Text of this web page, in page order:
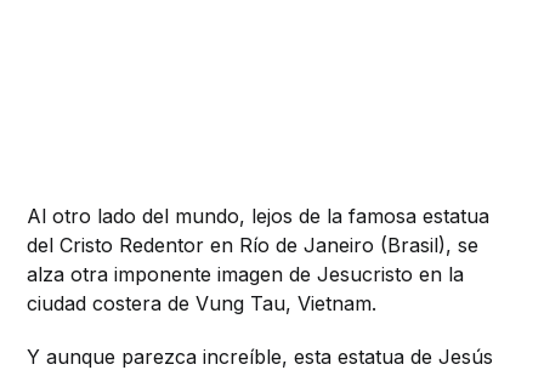
Al otro lado del mundo, lejos de la famosa estatua
del Cristo Redentor en Río de Janeiro (Brasil), se
alza otra imponente imagen de Jesucristo en la
ciudad costera de Vung Tau, Vietnam.
Y aunque parezca increíble, esta estatua de Jesús